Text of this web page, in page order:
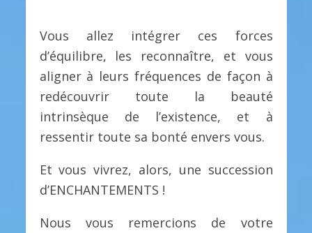
Vous allez intégrer ces forces
d’équilibre, les reconnaître, et vous
aligner à leurs fréquences de façon à
redécouvrir toute la beauté
intrinsèque de l’existence, et à
ressentir toute sa bonté envers vous.
Et vous vivrez, alors, une succession
d’ENCHANTEMENTS !
Nous vous remercions de votre